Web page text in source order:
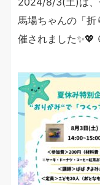
馬場ちゃんの「折
催されました✨💖